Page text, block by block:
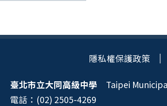
隱私權保護政策
臺北市立大同高級中學 Taipei
電話：(02) 2505-4269